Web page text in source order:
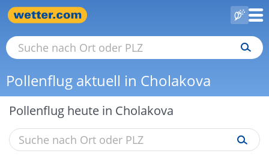
Pollenflug aktuell in Cholakova
Pollenflug heute in Cholakova